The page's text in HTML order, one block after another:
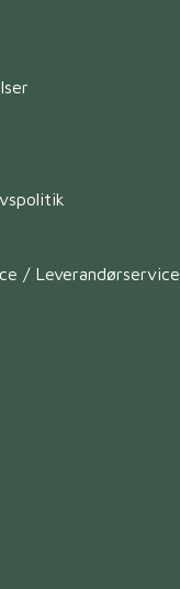
/ Leverandørservice